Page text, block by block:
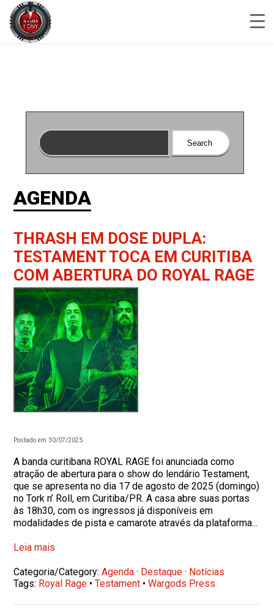
AGENDA
THRASH EM DOSE DUPLA:
TESTAMENT TOCA EM CURITIBA
COM ABERTURA DO ROYAL RAGE
Postado em 30/07/2025
A banda curitibana ROYAL RAGE foi anunciada como
atração de abertura para o show do lendário Testament,
que se apresenta no dia 17 de agosto de 2025 (domingo)
no Tork n’ Roll, em Curitiba/PR. A casa abre suas portas
às 18h30, com os ingressos já disponíveis em
modalidades de pista e camarote através da plataforma...
Leia mais
Categoria/Category:Agenda · Destaque · Notícias
Tags: Royal Rage •Testament •Wargods Press